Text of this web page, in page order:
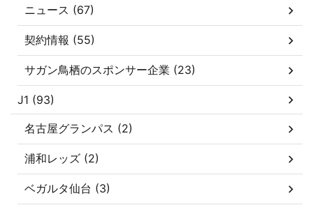
ニュース (67)
契約情報 (55)
サガン鳥栖のスポンサー企業 (23)
J1 (93)
名古屋グランパス (2)
浦和レッズ (2)
ベガルタ仙台 (3)